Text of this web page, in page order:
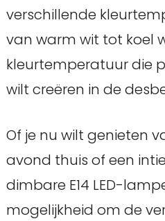
verschillende
van warm wit tot koel
kleurtemperatuur die
wilt creëren in de
Of je nu wilt genieten
avond thuis of een
dimbare E14 LED-
mogelijkheid om de